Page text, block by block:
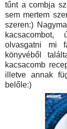
tűnt a combja
sem mertem
szeren:)
kacsacombot,
olvasgatni mi
könyvéből
kacsacomb
illetve annak
belőle:)